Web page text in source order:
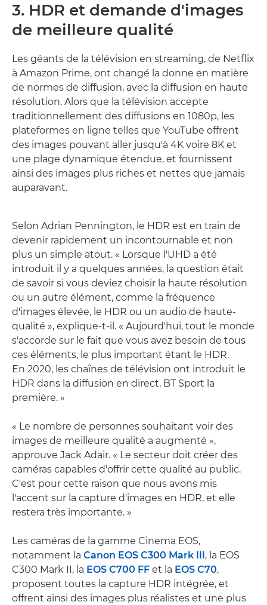
3. HDR et demande d'images
de meilleure qualité
Les géants de la télévision en streaming, de Netflix
à Amazon Prime, ont changé la donne en matière
de normes de diffusion, avec la diffusion en haute
résolution. Alors que la télévision accepte
traditionnellement des diffusions en 1080p, les
plateformes en ligne telles que YouTube offrent
des images pouvant aller jusqu'à 4K voire 8K et
une plage dynamique étendue, et fournissent
ainsi des images plus riches et nettes que jamais
auparavant.
Selon Adrian Pennington, le HDR est en train de
devenir rapidement un incontournable et non
plus un simple atout. « Lorsque l'UHD a été
introduit il y a quelques années, la question était
de savoir si vous deviez choisir la haute résolution
ou un autre élément, comme la fréquence
d'images élevée, le HDR ou un audio de haute-
qualité », explique-t-il. « Aujourd'hui, tout le monde
s'accorde sur le fait que vous avez besoin de tous
ces éléments, le plus important étant le HDR.
En 2020, les chaînes de télévision ont introduit le
HDR dans la diffusion en direct, BT Sport la
première. »
« Le nombre de personnes souhaitant voir des
images de meilleure qualité a augmenté »,
approuve Jack Adair. « Le secteur doit créer des
caméras capables d'offrir cette qualité au public.
C'est pour cette raison que nous avons mis
l'accent sur la capture d'images en HDR, et elle
restera très importante. »
Les caméras de la gamme Cinema EOS,
notamment la Canon EOS C300 Mark III , la EOS
C300 Mark II, la EOS C700 FF et la EOS C70,
proposent toutes la capture HDR intégrée, et
offrent ainsi des images plus réalistes et une plus